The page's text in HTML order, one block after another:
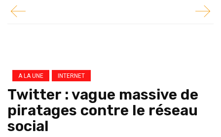
A LA UNE INTERNET
Twitter : vague massive de
piratages contre le réseau
social